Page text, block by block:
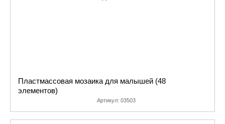
Пластмассовая мозаика для малышей (48
элементов)
Артикул: 03503